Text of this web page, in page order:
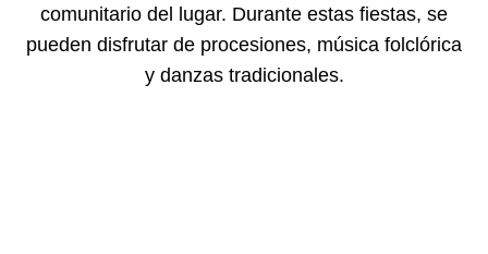
comunitario del lugar. Durante estas fiestas, se
pueden disfrutar de procesiones, música folclórica
y danzas tradicionales.